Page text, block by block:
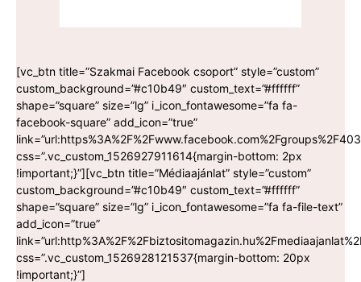
[vc_btn title=”Szakmai Facebook csoport” style=”custom”
custom_background=”#c10b49″ custom_text=”#ffffff”
shape=”square” size=”lg” i_icon_fontawesome=”fa fa-
facebook-square” add_icon=”true”
css=”.vc_custom_1526927911614{margin-bottom: 2px
!important;}”][vc_btn title=”Médiaajánlat” style=”custom”
custom_background=”#c10b49″ custom_text=”#ffffff”
shape=”square” size=”lg” i_icon_fontawesome=”fa fa-file-text”
add_icon=”true”
css=”.vc_custom_1526928121537{margin-bottom: 20px
!important;}”]